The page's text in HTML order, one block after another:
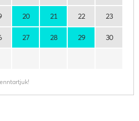
20 21 22 23
27 28 29 30